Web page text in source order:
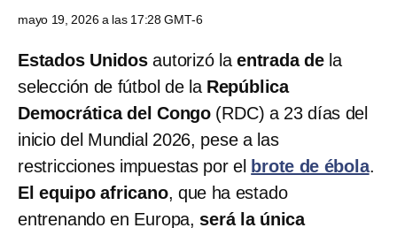
mayo 19, 2026 a las 17:28 GMT-6
Estados Unidosautorizó laentrada dela
selección de fútbol de la República
Democrática del Congo (RDC) a 23 días del
inicio del Mundial 2026, pese a las
restricciones impuestas por el brote de ébola.
El equipo africano, que ha estado
entrenando en Europa, será la única